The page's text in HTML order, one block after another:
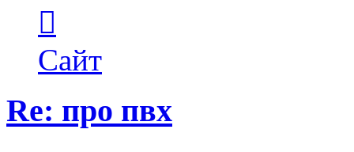
пользователя
Maks42
Сайт
Re: про пвх